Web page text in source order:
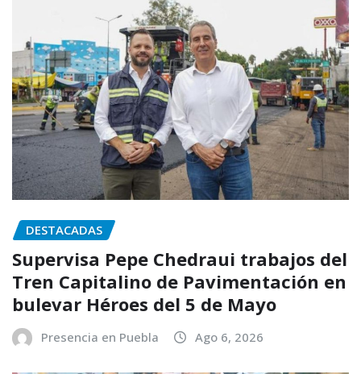
DESTACADAS
Supervisa Pepe Chedraui trabajos del
Tren Capitalino de Pavimentación en
bulevar Héroes del 5 de Mayo
Presencia en Puebla Ago 6, 2026